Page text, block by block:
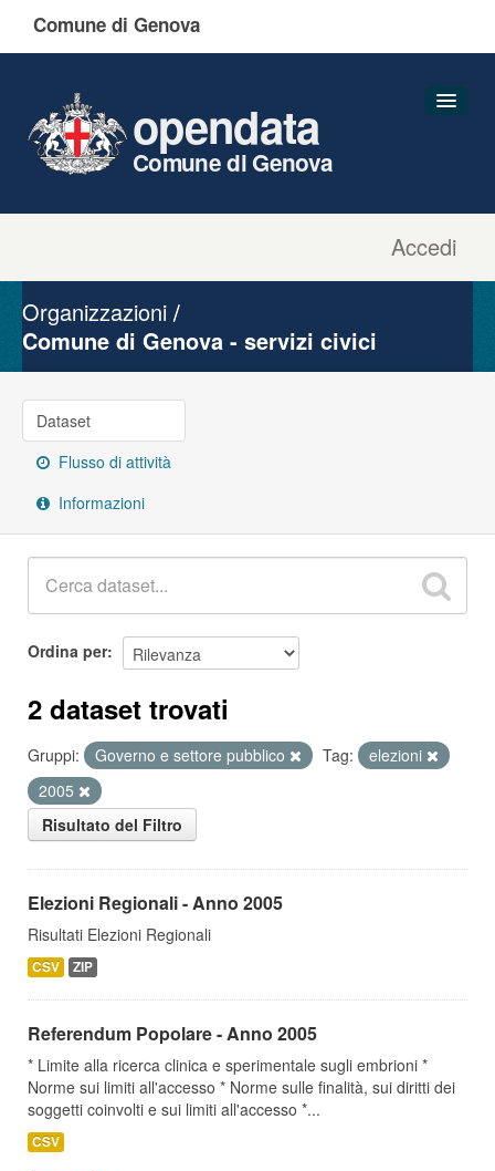
Comune di Genova
Accedi
opendata
Comune di Genova
Gruppi
Organizzazioni
Comune di Genova - servizi civici
Dataset
Flusso di attività
Informazioni
Ordina per
2 dataset trovati
Gruppi: Governo e settore pubblico Tag:
elezioni
2005
Risultato del Filtro
Elezioni Regionali - Anno 2005
Risultati Elezioni Regionali
CSV ZIP
Referendum Popolare - Anno 2005
* Limite alla ricerca clinica e sperimentale sugli embrioni *
Norme sui limiti all'accesso * Norme sulle finalità, sui diritti dei
soggetti coinvolti e sui limiti all'accesso *...
CSV